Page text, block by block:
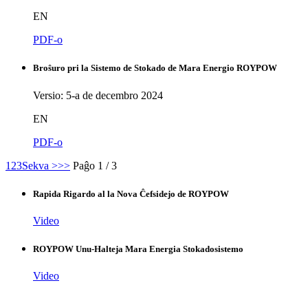
EN
PDF-o
Broŝuro pri la Sistemo de Stokado de Mara Energio ROYPOW
Versio: 5-a de decembro 2024
EN
PDF-o
1 23Sekva >>> Paĝo 1 / 3
Rapida Rigardo al la Nova Ĉefsidejo de ROYPOW
Video
ROYPOW Unu-Halteja Mara Energia Stokadosistemo
Video